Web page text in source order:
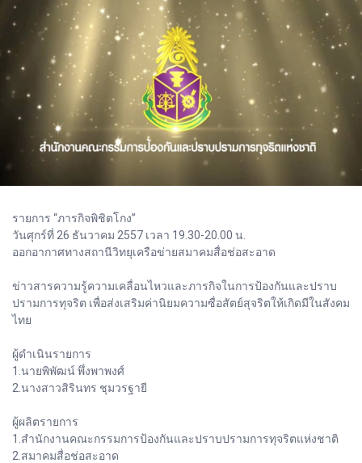
รายการ “ภารกิจพิชิตโกง”
วันศุกร์ที่ 26 ธันวาคม 2557 เวลา 19.30-20.00 น.
ออกอากาศทางสถานีวิทยุเครือข่ายสมาคมสื่อช่อสะอาด
ข่าวสารความรู้ความเคลื่อนไหวและภารกิจในการป้องกันและปราบ
ปรามการทุจริต เพื่อส่งเสริมค่านิยมความซื่อสัตย์สุจริตให้เกิดมีในสังคม
ไทย
ผู้ดำเนินรายการ
1.นายพิพัฒน์ พึ่งพาพงศ์
2.นางสาวสิรินทร ชุมวรฐายี
ผู้ผลิตรายการ
1.สำนักงานคณะกรรมการป้องกันและปราบปรามการทุจริตแห่งชาติ
2.สมาคมสื่อช่อสะอาด